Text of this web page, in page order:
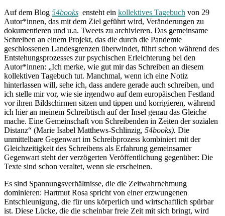
Auf dem Blog 54books ensteht ein kollektives Tagebuch von 29
Autor*innen, das mit dem Ziel geführt wird, Veränderungen zu
dokumentieren und u.a. Tweets zu archivieren. Das gemeinsame
Schreiben an einem Projekt, das die durch die Pandemie
geschlossenen Landesgrenzen überwindet, führt schon während des
Entstehungsprozesses zur psychischen Erleichterung bei den
Autor*innen: „Ich merke, wie gut mir das Schreiben an diesem
kollektiven Tagebuch tut. Manchmal, wenn ich eine Notiz
hinterlassen will, sehe ich, dass andere gerade auch schreiben, und
ich stelle mir vor, wie sie irgendwo auf dem europäischen Festland
vor ihren Bildschirmen sitzen und tippen und korrigieren, während
ich hier an meinem Schreibtisch auf der Insel genau das Gleiche
mache. Eine Gemeinschaft von Schreibenden in Zeiten der sozialen
Distanz“ (Marie Isabel Matthews-Schlinzig, 54books). Die
unmittelbare Gegenwart im Schreibprozess kombiniert mit der
Gleichzeitigkeit des Schreibens als Erfahrung gemeinsamer
Gegenwart steht der verzögerten Veröffentlichung gegenüber: Die
Texte sind schon veraltet, wenn sie erscheinen.
Es sind Spannungsverhältnisse, die die Zeitwahrnehmung
dominieren: Hartmut Rosa spricht von einer erzwungenen
Entschleunigung, die für uns körperlich und wirtschaftlich spürbar
ist. Diese Lücke, die die scheinbar freie Zeit mit sich bringt, wird